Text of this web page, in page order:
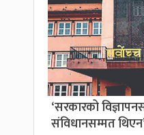
‘सरकारको
संविधानसम्मत